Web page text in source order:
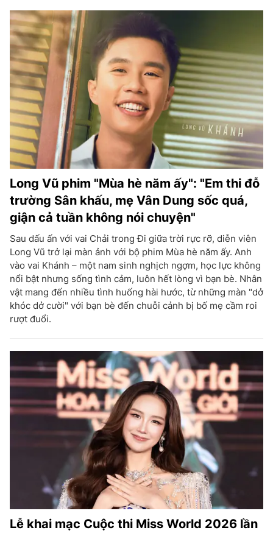
Long Vũ phim "Mùa hè năm ấy": "Em thi đỗ
trường Sân khấu, mẹ Vân Dung sốc quá,
giận cả tuần không nói chuyện"
Sau dấu ấn với vai Chải trong Đi giữa trời rực rỡ, diễn viên
Long Vũ trở lại màn ảnh với bộ phim Mùa hè năm ấy. Anh
vào vai Khánh – một nam sinh nghịch ngợm, học lực không
nổi bật nhưng sống tình cảm, luôn hết lòng vì bạn bè. Nhân
vật mang đến nhiều tình huống hài hước, từ những màn "dở
khóc dở cười" với bạn bè đến chuỗi cảnh bị bố mẹ cầm roi
rượt đuổi.
Lễ khai mạc Cuộc thi Miss World 2026 lần